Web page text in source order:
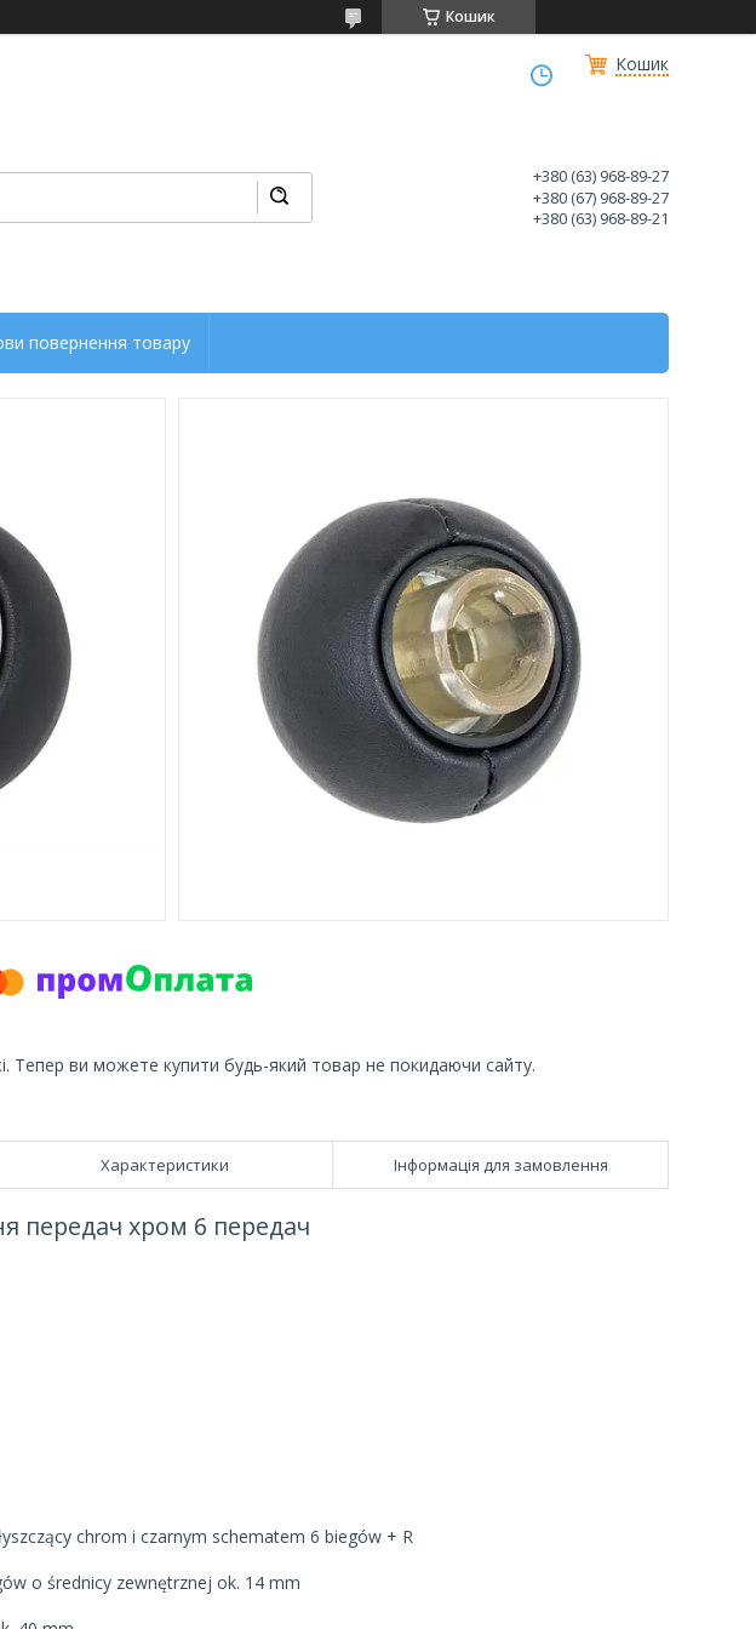
Кошик
Кошик
+380 (63) 968-89-27
+380 (67) 968-89-27
+380 (63) 968-89-21
повернення товару
Тепер ви можете купити будь-який товар не покидаючи сайту.
Характеристики Інформація для замовлення
передач хром 6 передач
chrom i czarnym schematem 6 biegów + R
o średnicy zewnętrznej ok. 14 mm